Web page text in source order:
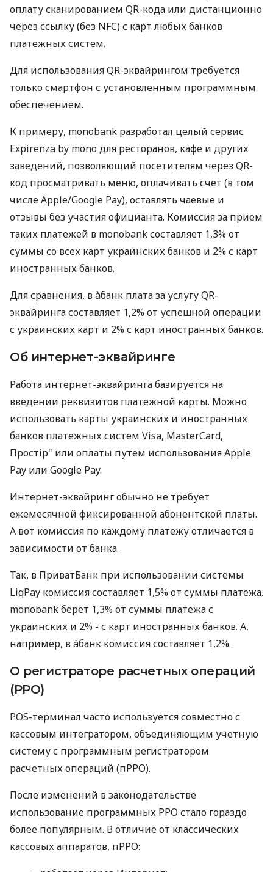
оплату сканированием QR-кода или дистанционно
через ссылку (без NFC) с карт любых банков
платежных систем.
Для использования QR-эквайрингом требуется
только смартфон с установленным программным
обеспечением.
К примеру, monobank разработал целый сервис
Expirenza by mono для ресторанов, кафе и других
заведений, позволяющий посетителям через QR-
код просматривать меню, оплачивать счет (в том
числе Apple/Google Pay), оставлять чаевые и
отзывы без участия официанта. Комиссия за прием
таких платежей в monobank составляет 1,3% от
суммы со всех карт украинских банков и 2% с карт
иностранных банков.
Для сравнения, в àбанк плата за услугу QR-
эквайринга составляет 1,2% от успешной операции
с украинских карт и 2% с карт иностранных банков.
Об интернет-эквайринге
Работа интернет-эквайринга базируется на
введении реквизитов платежной карты. Можно
использовать карты украинских и иностранных
банков платежных систем Visa, MasterCard,
Простір" или оплаты путем использования Apple
Pay или Google Pay.
Интернет-эквайринг обычно не требует
ежемесячной фиксированной абонентской платы.
А вот комиссия по каждому платежу отличается в
зависимости от банка.
Так, в ПриватБанк при использовании системы
LiqPay комиссия составляет 1,5% от суммы платежа.
monobank берет 1,3% от суммы платежа с
украинских и 2% - с карт иностранных банков. А,
например, в àбанк комиссия составляет 1,2%.
О регистраторе расчетных операций
(РРО)
POS-терминал часто используется совместно с
кассовым интегратором, объединяющим учетную
систему с программным регистратором
расчетных операций (пРРО).
После изменений в законодательстве
использование программных РРО стало гораздо
более популярным. В отличие от классических
кассовых аппаратов, пРРО: